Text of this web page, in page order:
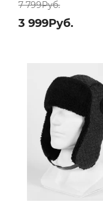
7 799Руб.
3 999Руб.